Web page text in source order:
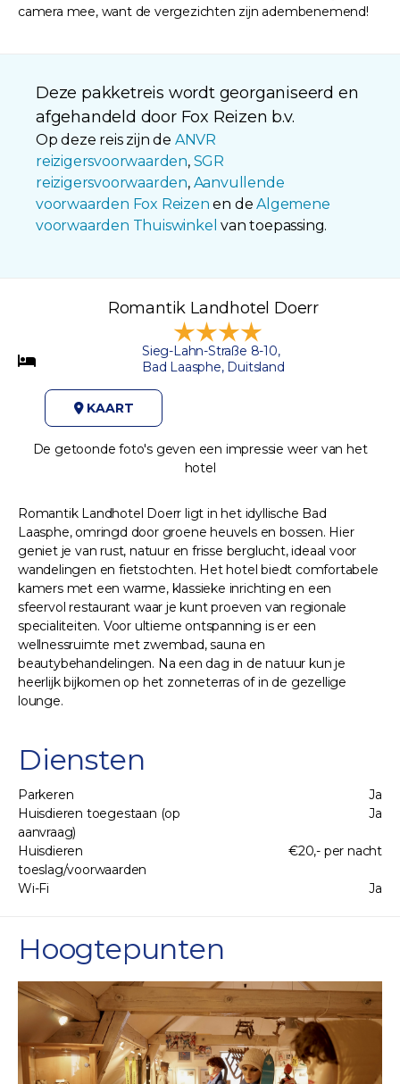
camera mee, want de vergezichten zijn adembenemend!
Deze pakketreis wordt georganiseerd en
afgehandeld door Fox Reizen b.v.
Op deze reis zijn de ANVR
reizigersvoorwaarden, SGR
reizigersvoorwaarden, Aanvullende
voorwaarden Fox Reizen en deAlgemene
voorwaarden Thuiswinkel van toepassing.
Romantik Landhotel Doerr
Sieg-Lahn-Straße 8-10,
Bad Laasphe, Duitsland
KAART
De getoonde foto's geven een impressie weer van het
hotel
Romantik Landhotel Doerr ligt in het idyllische Bad
Laasphe, omringd door groene heuvels en bossen. Hier
geniet je van rust, natuur en frisse berglucht, ideaal voor
wandelingen en fietstochten. Het hotel biedt comfortabele
kamers met een warme, klassieke inrichting en een
sfeervol restaurant waar je kunt proeven van regionale
specialiteiten. Voor ultieme ontspanning is er een
wellnessruimte met zwembad, sauna en
beautybehandelingen. Na een dag in de natuur kun je
heerlijk bijkomen op het zonneterras of in de gezellige
lounge.
Diensten
Parkeren
Ja
Huisdieren toegestaan (op
aanvraag)
Ja
Huisdieren
toeslag/voorwaarden
€20,- per nacht
Wi-Fi Ja
Hoogtepunten